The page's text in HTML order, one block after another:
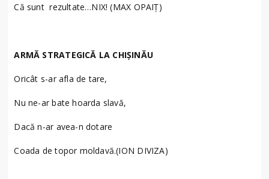
Că sunt rezultate…NIX! (MAX OPAIȚ)
ARMĂ STRATEGICĂ LA CHIŞINĂU
Oricât s-ar afla de tare,
Nu ne-ar bate hoarda slavă,
Dacă n-ar avea-n dotare
Coada de topor moldavă.(ION DIVIZA)